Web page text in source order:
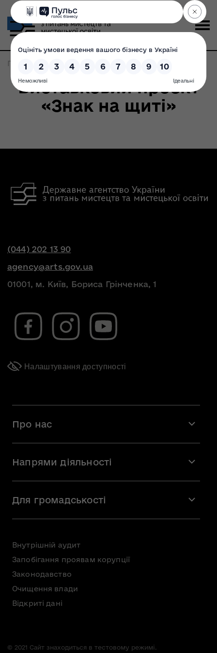
Головна Записи по метке: тризуб
Виставковий проект
«Знак на щиті»
(044) 202 13 90
agency@arts.gov.ua
01001, м. Київ, Бориса Грінченка, 1
Налаштування доступності
Про нас
Команда
Вакансії
Напрями діяльності
Мистецька освіта
Для громадськості
Громадська рада
Консультації з громадськістю
Доступ до публічної інформації
Безоплатна первинна правнича допомога
Внутрішній аудит
Запобігання проявам корупції
Законодавство
Очищення влади
Відкриті дані
© 2021 Сайт знаходиться в тестовому режимі.